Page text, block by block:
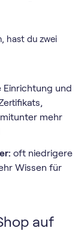
hast du zwei
Einrichtung und
mehr
oft niedrigere
Wissen für
auf